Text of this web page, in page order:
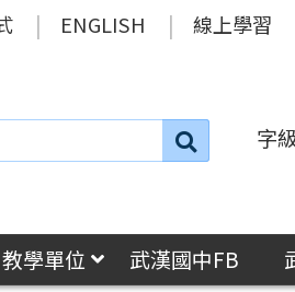
ENGLISH 線上學習
搜
字
教學單位 武漢國中FB